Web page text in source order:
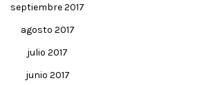
septiembre 2017
agosto 2017
julio 2017
junio 2017